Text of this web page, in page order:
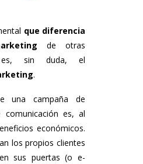
que diferencia
de otras
es, sin duda, el
.
una campaña de
comunicación es, al
económicos.
los propios clientes
sus puertas (o e-